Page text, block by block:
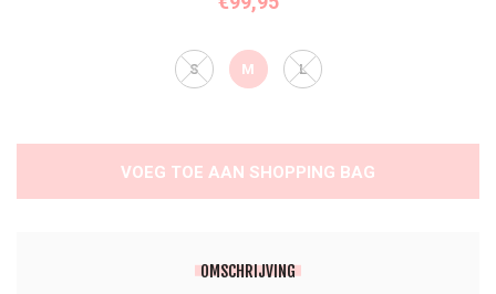
OMSCHRIJVING
S M L
VOEG TOE AAN SHOPPING BAG